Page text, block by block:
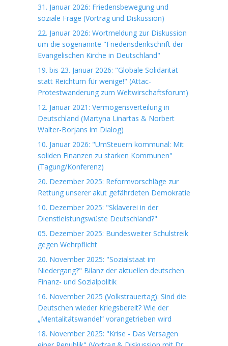
31. Januar 2026: Friedensbewegung und
soziale Frage (Vortrag und Diskussion)
22. Januar 2026: Wortmeldung zur Diskussion
um die sogenannte "Friedensdenkschrift der
Evangelischen Kirche in Deutschland"
19. bis 23. Januar 2026: "Globale Solidarität
statt Reichtum für wenige!" (Attac-
Protestwanderung zum Weltwirschaftsforum)
12. Januar 2021: Vermögensverteilung in
Deutschland (Martyna Linartas & Norbert
Walter-Borjans im Dialog)
10. Januar 2026: "UmSteuern kommunal: Mit
soliden Finanzen zu starken Kommunen"
(Tagung/Konferenz)
20. Dezember 2025: Reformvorschläge zur
Rettung unserer akut gefährdeten Demokratie
10. Dezember 2025: "Sklaverei in der
Dienstleistungswüste Deutschland?"
05. Dezember 2025: Bundesweiter Schulstreik
gegen Wehrpflicht
20. November 2025: "Sozialstaat im
Niedergang?" Bilanz der aktuellen deutschen
Finanz- und Sozialpolitik
16. November 2025 (Volkstrauertag): Sind die
Deutschen wieder Kriegsbereit? Wie der
„Mentalitätswandel“ vorangetrieben wird
18. November 2025: "Krise - Das Versagen